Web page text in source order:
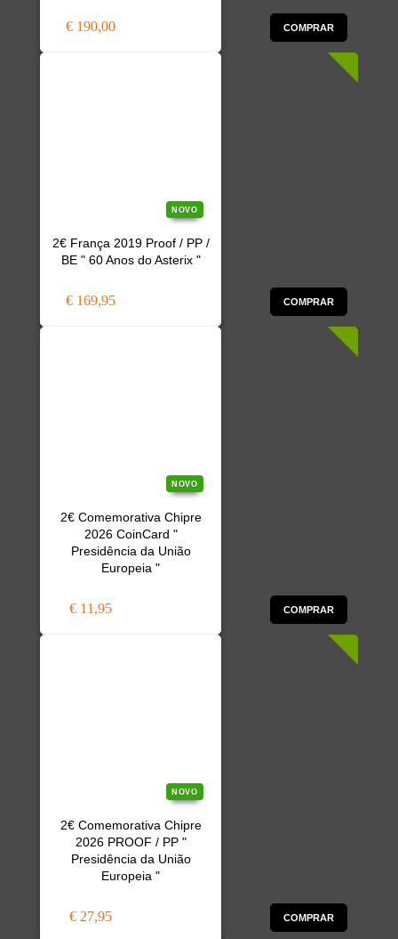
€ 190,00 COMPRAR
NOVO
2€ França 2019 Proof / PP /
BE " 60 Anos do Asterix "
€ 169,95 COMPRAR
NOVO
2€ Comemorativa Chipre
2026 CoinCard "
Presidência da União
Europeia "
€ 11,95 COMPRAR
NOVO
2€ Comemorativa Chipre
2026 PROOF / PP "
Presidência da União
Europeia "
€ 27,95 COMPRAR